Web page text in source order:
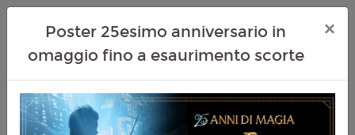
Poster 25esimo anniversario in
omaggio fino a esaurimento scorte
×